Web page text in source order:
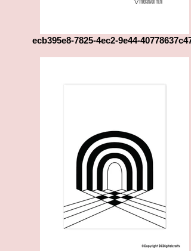
ecb395e8-7825-4ec2-9e44-